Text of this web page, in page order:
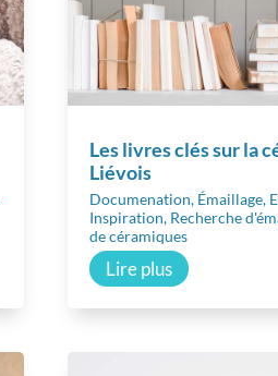
Les livres clés sur la
Liévois
Documenation, Émaillage,
Inspiration, Recherche
de céramiques
Lire plus